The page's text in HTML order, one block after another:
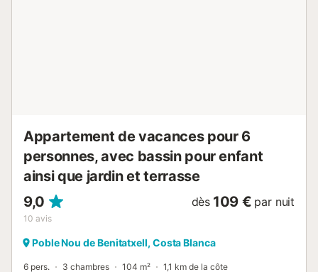
Appartement de vacances pour 6
personnes, avec bassin pour enfant
ainsi que jardin et terrasse
9,0
10 avis
dès 109 € par nuit
Poble Nou de Benitatxell, Costa Blanca
6 pers. 3 chambres 104 m² 1,1 km de la côte